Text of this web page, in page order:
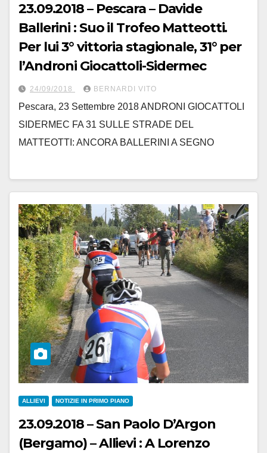
23.09.2018 – Pescara – Davide
Ballerini : Suo il Trofeo Matteotti.
Per lui 3° vittoria stagionale, 31° per
l’Androni Giocattoli-Sidermec
24/09/2018 BERNARDI VITO
Pescara, 23 Settembre 2018 ANDRONI GIOCATTOLI
SIDERMEC FA 31 SULLE STRADE DEL
MATTEOTTI: ANCORA BALLERINI A SEGNO
ALLIEVI NOTIZIE IN PRIMO PIANO
23.09.2018 – San Paolo D’Argon
(Bergamo) – Allievi : A Lorenzo